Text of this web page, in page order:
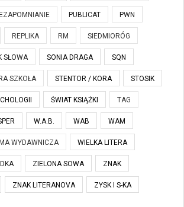
PUBLICAT PWN
REPLIKA RM SIEDMIORÓG
SŁOWA SONIA DRAGA SQN
SZKOŁA STENTOR / KORA STOSIK
ŚWIAT KSIĄŻKI TAG
W.A.B. WAB WAM
WYDAWNICZA WIELKA LITERA
ZIELONA SOWA ZNAK
ZNAK LITERANOVA ZYSK I S-KA